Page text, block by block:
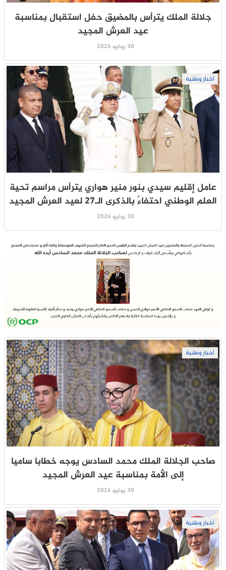
جلالة الملك يترأس بالمضيق حفل استقبال بمناسبة
عيد العرش المجيد
30 يوليو 2026
أخبار وطنية
عامل إقليم سيدي بنور منير هواري يترأس مراسم تحية
العلم الوطني احتفاءً بالذكرى الـ27 لعيد العرش المجيد
30 يوليو 2026
أخبار وطنية
صاحب الجلالة الملك محمد السادس يوجه خطابا ساميا
إلى الأمة بمناسبة عيد العرش المجيد
30 يوليو 2026
أخبار وطنية